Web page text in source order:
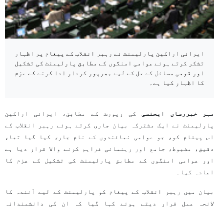
ایرانی اراکین پارلیمنٹ نے رہبر انقلاب کے پیغام پر اظہار
تشکر کرتے ہوئے عوامی امنگوں کے مطابق پارلیمنٹ کی تشکیل
اور قومی مسائل کے حل کے لیے بھرپور کردار ادا کرنے کے عزم
کا اظہار کیا ہے۔
مہر خبررساں ایجنسی کی رپورٹ کے مطابق، ایرانی اراکین
پارلیمنٹ نے ایک مشترکہ بیان جاری کرتے ہوئے رہبر انقلاب کے
اس پیغام کو، جو عوامی نمائندوں کے نام جاری کیا گیا تھا،
دقیق، مضبوط، جامع اور رہنمائی فراہم کرنے والا قرار دیا ہے
اور عوامی امنگوں کے مطابق پارلیمنٹ کی تشکیل کے عزم کا
اعادہ کیا۔
بیان میں رہبر انقلاب کے پیغام کو پارلیمنٹ کے لیے آئندہ کا
لائحہ عمل قرار دیتے ہوئے کہا گیا کہ ان کی دانشمندانہ